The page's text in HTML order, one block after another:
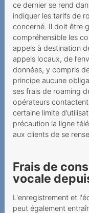
ce dernier se rend
indiquer les tarifs de
concerné. Il doit être
compréhensible les
appels à destination
appels locaux, de
données, y compris
principe aucune
ses frais de roaming
opérateurs
certaine limite
précaution la ligne
aux clients de se
Frais de
vocale
L'enregistrement et
peut également